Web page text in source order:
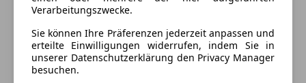
Verarbeitungszwecke.
Sie können Ihre Präferenzen jederzeit anpassen und
erteilte Einwilligungen widerrufen, indem Sie in
unserer Datenschutzerklärung den Privacy Manager
besuchen.